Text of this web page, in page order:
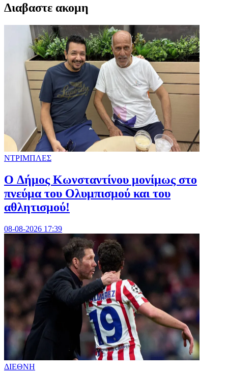
Διαβαστε ακομη
ΝΤΡΙΜΠΛΕΣ
O Δήμος Κωνσταντίνου μονίμως στο
πνεύμα του Ολυμπισμού και του
αθλητισμού!
08-08-2026 17:39
ΔΙΕΘΝΗ